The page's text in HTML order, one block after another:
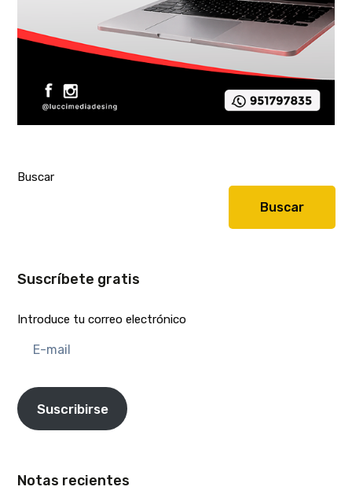
Buscar
Buscar
Suscríbete gratis
Introduce tu correo electrónico
mail
Suscribirse
Notas recientes